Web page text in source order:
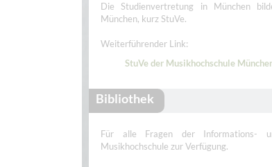
Die Studienvertretung in München
München, kurz StuVe.
Weiterführender Link:
StuVe der Musikhochschule
Bibliothek
Für alle Fragen der Informations-
Musikhochschule zur Verfügung.